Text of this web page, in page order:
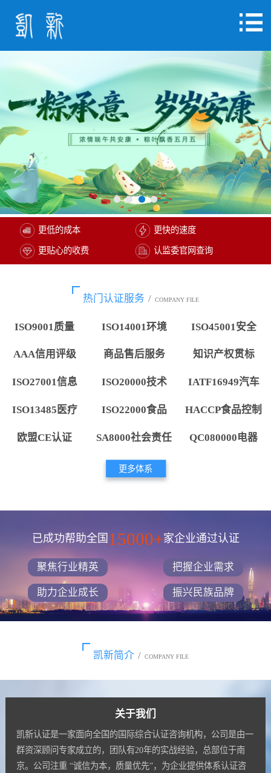
更低的成本 更快的速度
更贴心的收费 认监委官网查询
热门认证服务 / COMPANY FILE
ISO9001质量 ISO14001环境 ISO45001安全
AAA信用评级 商品售后服务 知识产权贯标
ISO27001信息 ISO20000技术 IATF16949汽车
ISO13485医疗 ISO22000食品 HACCP食品控制
欧盟CE认证 SA8000社会责任 QC080000电器
更多体系
已成功帮助全国 15000+家企业通过认证
聚焦行业精英 把握企业需求
助力企业成长 振兴民族品牌
凯新简介 / COMPANY FILE
关于我们
凯新认证是一家面向全国的国际综合认证咨询机构，公司是由一
群资深顾问专家成立的，团队有20年的实战经验，总部位于南
京。公司注重 “诚信为本，质量优先”，为企业提供体系认证咨